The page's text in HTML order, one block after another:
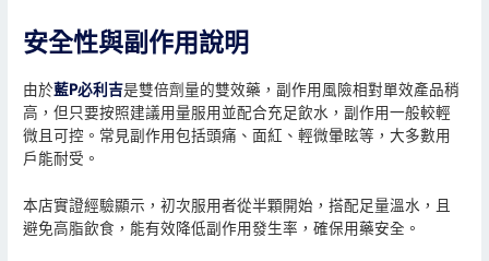
安全性與副作用說明
由於藍P必利吉是雙倍劑量的雙效藥，副作用風險相對單效產品稍
高，但只要按照建議用量服用並配合充足飲水，副作用一般較輕
微且可控。常見副作用包括頭痛、面紅、輕微暈眩等，大多數用
戶能耐受。
本店實證經驗顯示，初次服用者從半顆開始，搭配足量溫水，且
避免高脂飲食，能有效降低副作用發生率，確保用藥安全。